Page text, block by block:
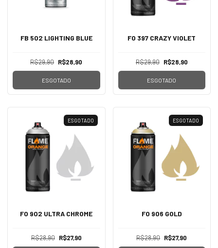
FB 502 LIGHTING BLUE
R$29,90 R$28,90
ESGOTADO
FO 397 CRAZY VIOLET
R$29,90 R$28,90
ESGOTADO
ESGOTADO
FO 902 ULTRA CHROME
R$28,90 R$27,90
ESGOTADO
FO 906 GOLD
R$28,90 R$27,90